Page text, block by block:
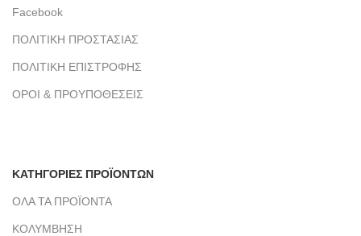
Facebook
ΠΟΛΙΤΙΚΗ ΠΡΟΣΤΑΣΙΑΣ
ΠΟΛΙΤΙΚΗ ΕΠΙΣΤΡΟΦΗΣ
ΟΡΟΙ & ΠΡΟΥΠΟΘΕΣΕΙΣ
ΚΑΤΗΓΟΡΙΕΣ ΠΡΟΪΟΝΤΩΝ
ΟΛΑ ΤΑ ΠΡΟΪΟΝΤΑ
ΚΟΛΥΜΒΗΣΗ